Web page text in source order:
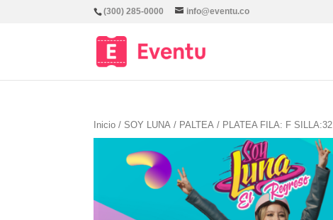
(300) 285-0000 info@eventu.co
Inicio / SOY LUNA / PALTEA / PLATEA FILA: F SILLA:32